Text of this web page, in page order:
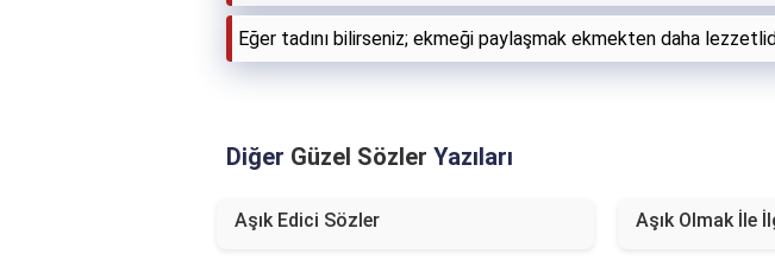
Eğer tadını bilirseniz; ekmeği paylaşmak ekmekten daha
Diğer Güzel Sözler Yazıları
Aşık Edici Sözler Aşık Olmak İle